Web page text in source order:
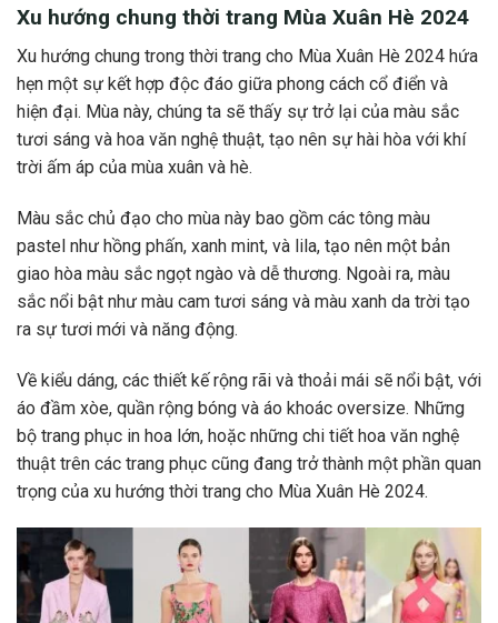
Xu hướng chung thời trang Mùa Xuân Hè 2024
Xu hướng chung trong thời trang cho Mùa Xuân Hè 2024 hứa
hẹn một sự kết hợp độc đáo giữa phong cách cổ điển và
hiện đại. Mùa này, chúng ta sẽ thấy sự trở lại của màu sắc
tươi sáng và hoa văn nghệ thuật, tạo nên sự hài hòa với khí
trời ấm áp của mùa xuân và hè.
Màu sắc chủ đạo cho mùa này bao gồm các tông màu
pastel như hồng phấn, xanh mint, và lila, tạo nên một bản
giao hòa màu sắc ngọt ngào và dễ thương. Ngoài ra, màu
sắc nổi bật như màu cam tươi sáng và màu xanh da trời tạo
ra sự tươi mới và năng động.
Về kiểu dáng, các thiết kế rộng rãi và thoải mái sẽ nổi bật, với
áo đầm xòe, quần rộng bóng và áo khoác oversize. Những
bộ trang phục in hoa lớn, hoặc những chi tiết hoa văn nghệ
thuật trên các trang phục cũng đang trở thành một phần quan
trọng của xu hướng thời trang cho Mùa Xuân Hè 2024.